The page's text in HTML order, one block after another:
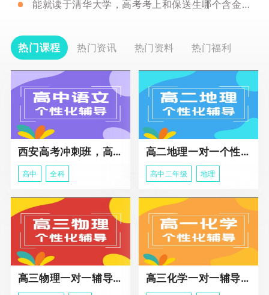
能就读于清华大学，高考考上和保送生哪个含金量高？
热门课程 热门资讯 热门资料 热门福利
西安高考冲刺班，高三全科辅导
高中 全科
高二地理一对一个性化冲刺辅导课程
高中二年级 地理
高三物理一对一辅导课程 高三化学一对一辅导课程